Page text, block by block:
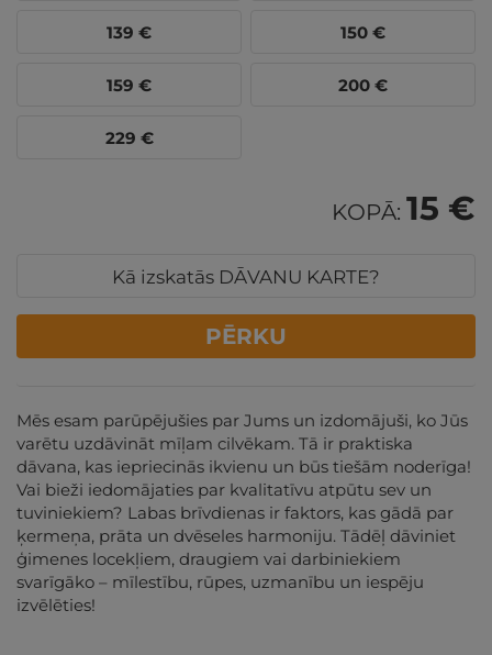
139 € 150 €
159 € 200 €
229 €
KOPĀ: 15 €
Kā izskatās DĀVANU KARTE?
PĒRKU
Mēs esam parūpējušies par Jums un izdomājuši, ko Jūs
varētu uzdāvināt mīļam cilvēkam. Tā ir praktiska
dāvana, kas iepriecinās ikvienu un būs tiešām noderīga!
Vai bieži iedomājaties par kvalitatīvu atpūtu sev un
tuviniekiem? Labas brīvdienas ir faktors, kas gādā par
ķermeņa, prāta un dvēseles harmoniju. Tādēļ dāviniet
ģimenes locekļiem, draugiem vai darbiniekiem
svarīgāko – mīlestību, rūpes, uzmanību un iespēju
izvēlēties!